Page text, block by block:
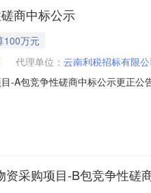
商中标公示
100万元
代理单位： 云南利税招标有限公
-A包竞争性磋商中标公示更正
06-04公告有效时间：2020-
采购项目-B包竞争性磋